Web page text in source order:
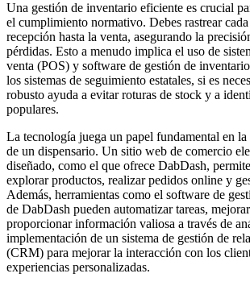
Una gestión de inventario eficiente es crucial
el cumplimiento normativo. Debes rastrear
recepción hasta la venta, asegurando la
pérdidas. Esto a menudo implica el uso de
venta (POS) y software de gestión de
los sistemas de seguimiento estatales, si es
robusto ayuda a evitar roturas de stock y a
populares.
La tecnología juega un papel fundamental en
de un dispensario. Un sitio web de comercio
diseñado, como el que ofrece DabDash,
explorar productos, realizar pedidos online y
Además, herramientas como el software de
de DabDash pueden automatizar tareas,
proporcionar información valiosa a través de
implementación de un sistema de gestión de
(CRM) para mejorar la interacción con los
experiencias personalizadas.